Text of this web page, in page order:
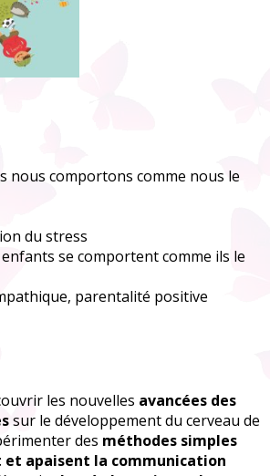
nous comportons comme nous le
du stress
se comportent comme ils le
parentalité positive
les nouvelles avancées des
sur le développement du cerveau de
des méthodes simples
apaisent la communication